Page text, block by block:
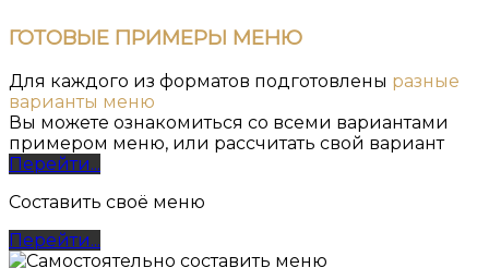
ГОТОВЫЕ ПРИМЕРЫ МЕНЮ
Для каждого из форматов подготовлены разные
варианты меню
Вы можете ознакомиться со всеми вариантами
примером меню, или рассчитать свой вариант
Перейти...
Составить своё меню
Перейти...